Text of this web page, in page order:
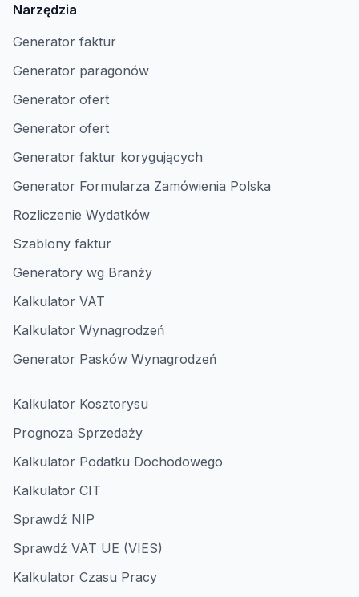
Narzędzia
Generator faktur
Generator paragonów
Generator ofert
Generator ofert
Generator faktur korygujących
Generator Formularza Zamówienia Polska
Rozliczenie Wydatków
Szablony faktur
Generatory wg Branży
Kalkulator VAT
Kalkulator Wynagrodzeń
Generator Pasków Wynagrodzeń
Kalkulator Kosztorysu
Prognoza Sprzedaży
Kalkulator Podatku Dochodowego
Kalkulator CIT
Sprawdź NIP
Sprawdź VAT UE (VIES)
Kalkulator Czasu Pracy